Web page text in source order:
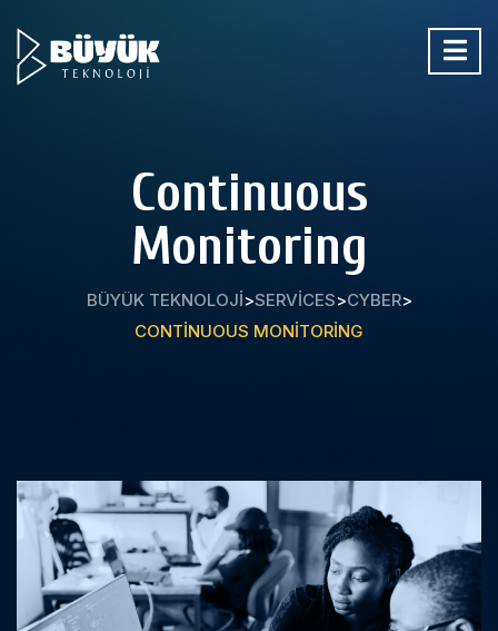
Continuous
Monitoring
BÜYÜK TEKNOLOJI>SERVICES>CYBER>
CONTINUOUS MONITORING